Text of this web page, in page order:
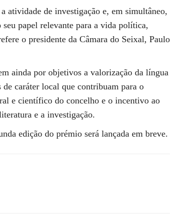
atividade de investigação e, em simultâneo,
papel relevante para a vida política,
o presidente da Câmara do Seixal, Paulo
ainda por objetivos a valorização da língua
caráter local que contribuam para o
e científico do concelho e o incentivo ao
e a investigação.
edição do prémio será lançada em breve.